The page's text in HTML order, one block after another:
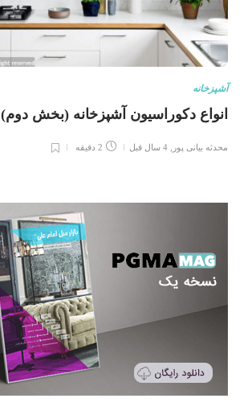
آشپزخانه
انواع دکوراسیون آشپزخانه (بخش دوم)
محدثه بیانی پور 4 سال قبل 2 دقیقه